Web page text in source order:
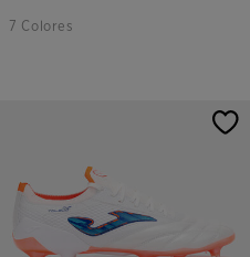
7 Colores